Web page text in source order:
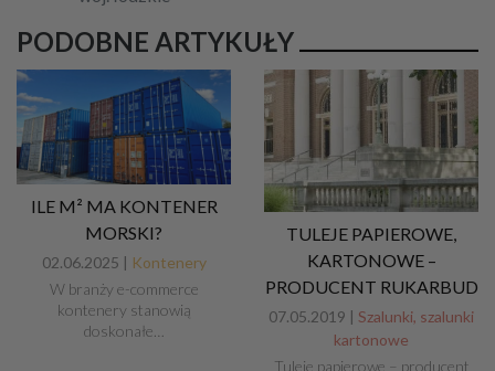
PODOBNE ARTYKUŁY
ILE M² MA KONTENER
MORSKI?
02.06.2025 | Kontenery
W branży e-commerce
kontenery stanowią
doskonałe…
TULEJE PAPIEROWE,
KARTONOWE –
PRODUCENT RUKARBUD
07.05.2019 | Szalunki, szalunki
kartonowe
Tuleje papierowe – producent